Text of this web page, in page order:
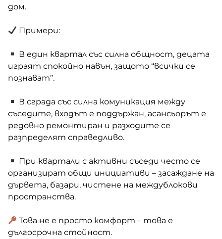
дом.
Примери:
В един квартал със силна общност, децата
играят спокойно навън, защото “всички се
познават”.
В сграда със силна комуникация между
съседите, входът е поддържан, асансьорът е
редовно ремонтиран и разходите се
разпределят справедливо.
При квартали с активни съседи често се
организират общи инициативи – засаждане на
дървета, базари, чистене на междублокови
пространства.
Това не е просто комфорт – това е
дългосрочна стойност.